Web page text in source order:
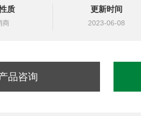
质
商
更新时间
2023-06-08
品咨询